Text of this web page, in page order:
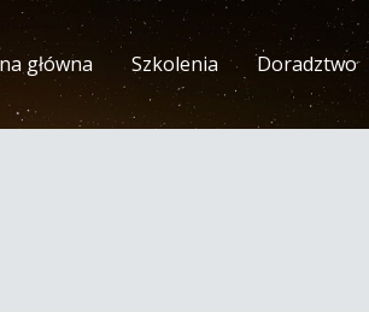
główna Szkolenia Doradztwo